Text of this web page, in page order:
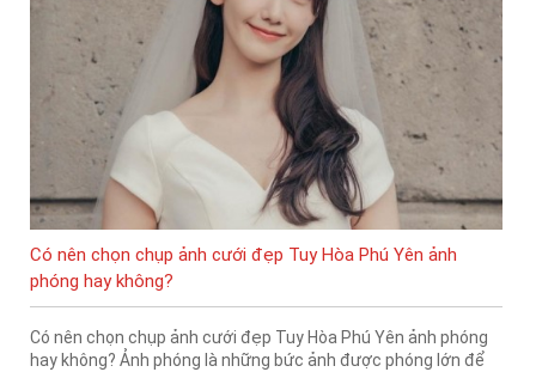
Có nên chọn chụp ảnh cưới đẹp Tuy Hòa Phú Yên ảnh
phóng hay không?
Có nên chọn chụp ảnh cưới đẹp Tuy Hòa Phú Yên ảnh phóng
hay không? Ảnh phóng là những bức ảnh được phóng lớn để